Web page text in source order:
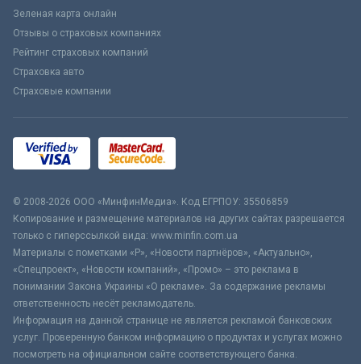
Зеленая карта онлайн
Отзывы о страховых компаниях
Рейтинг страховых компаний
Страховка авто
Страховые компании
© 2008-2026 ООО «МинфинМедиа». Код ЕГРПОУ: 35506859
Копирование и размещение материалов на других сайтах разрешается
только с гиперссылкой вида: www.minfin.com.ua
Материалы с пометками «Р», «Новости партнёров», «Актуально»,
«Спецпроект», «Новости компаний», «Промо» – это реклама в
понимании Закона Украины «О рекламе». За содержание рекламы
ответственность несёт рекламодатель.
Информация на данной странице не является рекламой банковских
услуг. Проверенную банком информацию о продуктах и услугах можно
посмотреть на официальном сайте соответствующего банка.